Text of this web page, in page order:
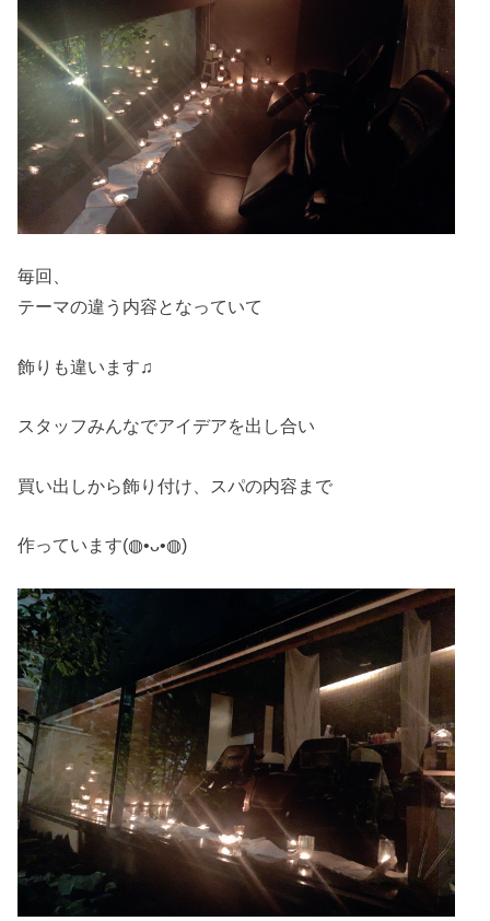
毎回、
テーマの違う内容となっていて
飾りも違います♫
スタッフみんなでアイデアを出し合い
買い出しから飾り付け、スパの内容まで
作っています(◍•ᴗ•◍)